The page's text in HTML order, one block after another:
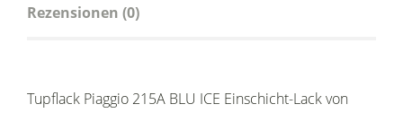
Rezensionen (0)
Tupflack Piaggio 215A BLU ICE Einschicht-Lack von